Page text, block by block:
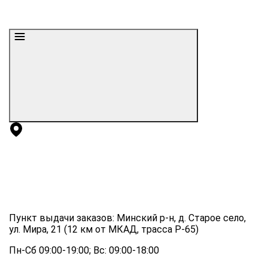
Пункт выдачи заказов: Минский р-н, д. Старое село,
ул. Мира, 21 (12 км от МКАД, трасса P-65)
Пн-Сб 09:00-19:00; Вс: 09:00-18:00